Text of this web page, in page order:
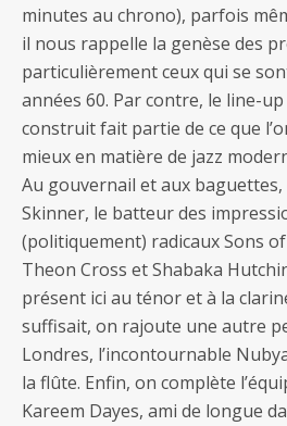
minutes au chrono), parfois
il nous rappelle la genèse des
particulièrement ceux qui se
années 60. Par contre, le line-up
construit fait partie de ce que
mieux en matière de jazz
Au gouvernail et aux
Skinner, le batteur des
(politiquement) radicaux Sons
Theon Cross et Shabaka
présent ici au ténor et à la
suffisait, on rajoute une autre
Londres, l’incontournable
la flûte. Enfin, on complète
Kareem Dayes, ami de longue